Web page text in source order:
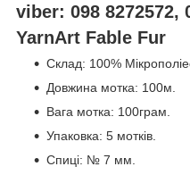
viber: 098 8272572,
YarnArt Fable Fur
Склад: 100%
Довжина мотка: 100м.
Вага мотка: 100грам.
Упаковка: 5 мотків.
Спиці: № 7 мм.